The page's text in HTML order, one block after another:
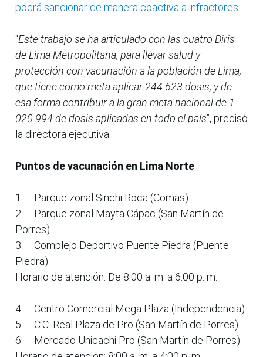
podrá sancionar de manera coactiva a infractores
“Este trabajo se ha articulado con las cuatro Diris
de Lima Metropolitana, para llevar salud y
protección con vacunación a la población de Lima,
que tiene como meta aplicar 244 623 dosis, y de
esa forma contribuir a la gran meta nacional de 1
020 994 de dosis aplicadas en todo el país”, precisó
la directora ejecutiva.
Puntos de vacunación en Lima Norte:
1.
Parque zonal Sinchi Roca (Comas)
2.
Parque zonal Mayta Cápac (San Martín de
Porres)
3.
Complejo Deportivo Puente Piedra (Puente
Piedra)
Horario de atención: De 8:00 a. m. a 6:00 p. m.
4.
Centro Comercial Mega Plaza (Independencia)
5.
C.C. Real Plaza de Pro (San Martín de Porres)
6.
Mercado Unicachi Pro (San Martín de Porres)